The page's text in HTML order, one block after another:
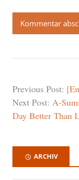
Previous Post:
Next Post: A-
Day Better Than
ARCHIV